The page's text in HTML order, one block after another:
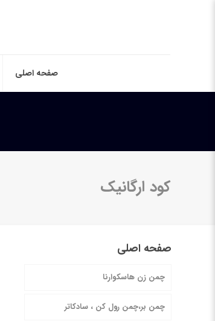
صفحه اصلی
کود ارگانیک
صفحه اصلی
چمن زن هاسکوارنا
چمن بر،چمن رول کن ، سادکاتر